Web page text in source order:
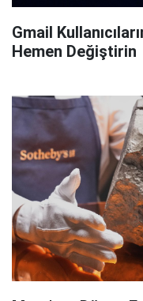
Gmail
Hemen Değiştirin